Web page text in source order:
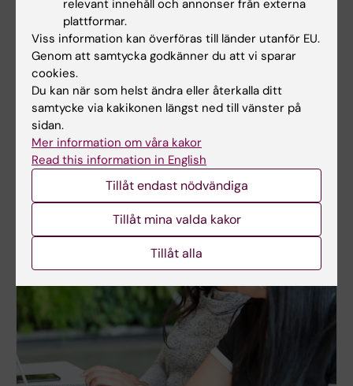
Lärplattformen Canvas
Logga in i Canvas
Lär dig använda Canvas i Canvas studentguide
relevant innehåll och annonser från externa
plattformar.
Viss information kan överföras till länder utanför EU.
Genom att samtycka godkänner du att vi sparar
cookies.
Du kan när som helst ändra eller återkalla ditt
samtycke via kakikonen längst ned till vänster på
sidan.
Mer information om våra kakor
Read this information in English
Tillåt endast nödvändiga
Tillåt mina valda kakor
Tillåt alla